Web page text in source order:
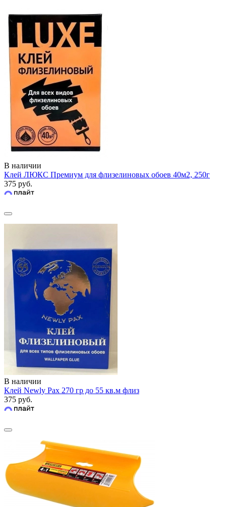
В наличии
Клей ЛЮКС Премиум для флизелиновых обоев 40м2, 250г
375 руб.
В наличии
Клей Newly Pax 270 гр до 55 кв.м флиз
375 руб.